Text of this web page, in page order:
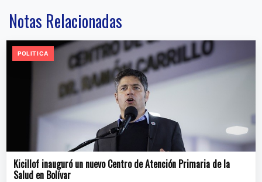
Notas Relacionadas
POLITICA
Kicillof inauguró un nuevo Centro de Atención Primaria de la
Salud en Bolívar